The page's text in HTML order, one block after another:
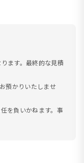
ます。最終的な見積
預かりいたしませ
を負いかねます。事